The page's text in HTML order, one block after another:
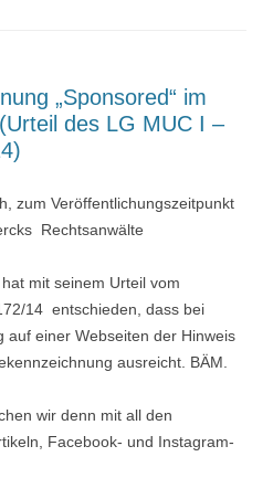
„Sponsored“ im
des LG MUC I –
zum Veröffentlichungszeitpunkt
Rechtsanwälte
mit seinem Urteil vom
14 entschieden, dass bei
auf einer Webseiten der Hinweis
ausreicht. BÄM.
wir denn mit all den
Facebook- und Instagram-